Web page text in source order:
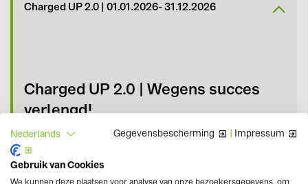
Charged UP 2.0 | 01.01.2026- 31.12.2026
Charged UP 2.0 | Wegens succes
verlengd!
€1000,- cashback
Wanneer je twee SolarEdge Home 48V-batterijen en
een 3 fase-Hub omvormer aanbiedt kun jij nu een
Nederlands Gegevensbescherming Impressum
Gebruik van Cookies